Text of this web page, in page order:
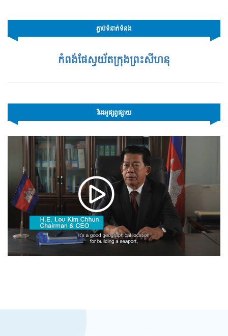
ភ្ជាប់ទំនាក់ទំនង
កំពង់ផែស្វយ័តក្រុងព្រះសីហនុ
វីដេអូផ្សព្វផ្សាយ